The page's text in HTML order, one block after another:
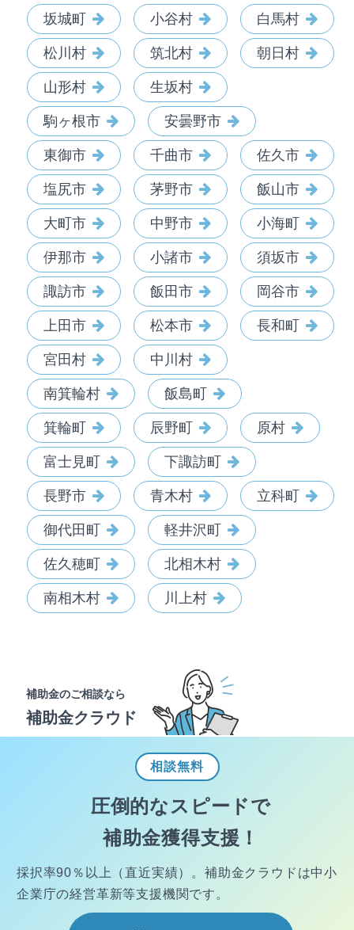
坂城町 小谷村 白馬村
松川村 筑北村 朝日村
山形村 生坂村
駒ヶ根市 安曇野市
東御市 千曲市 佐久市
塩尻市 茅野市 飯山市
大町市 中野市 小海町
伊那市 小諸市 須坂市
諏訪市 飯田市 岡谷市
上田市 松本市 長和町
宮田村 中川村
南箕輪村 飯島町
箕輪町 辰野町 原村
富士見町 下諏訪町
長野市 青木村 立科町
御代田町 軽井沢町
佐久穂町 北相木村
南相木村 川上村
補助金のご相談なら
補助金クラウド
相談無料
圧倒的なスピードで
補助金獲得支援！
採択率90％以上（直近実績）。 補助金クラウドは中小
企業庁の経営革新等支援機関です。